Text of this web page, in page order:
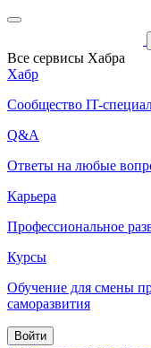
Все сервисы Хабра
Хабр
Сообщество IT-
Q&A
Ответы на любые
Карьера
Профессиональное
Курсы
Обучение для смены
саморазвития
Войти